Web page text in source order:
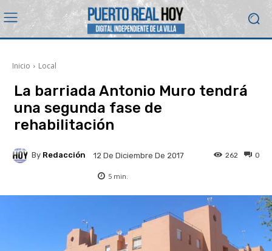
Inicio Local
La barriada Antonio Muro tendrá
una segunda fase de
rehabilitación
By Redacción 12 De Diciembre De 2017 0
262
5 min.